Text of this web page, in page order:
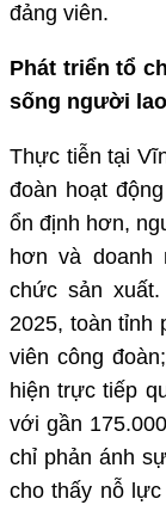
đảng viên.
Phát triển tổ
sống người
Thực tiễn tại
đoàn hoạt
ổn định hơn,
hơn và doanh
chức sản
2025, toàn tỉnh
viên công
hiện trực tiếp
với gần
chỉ phản ánh
cho thấy nỗ